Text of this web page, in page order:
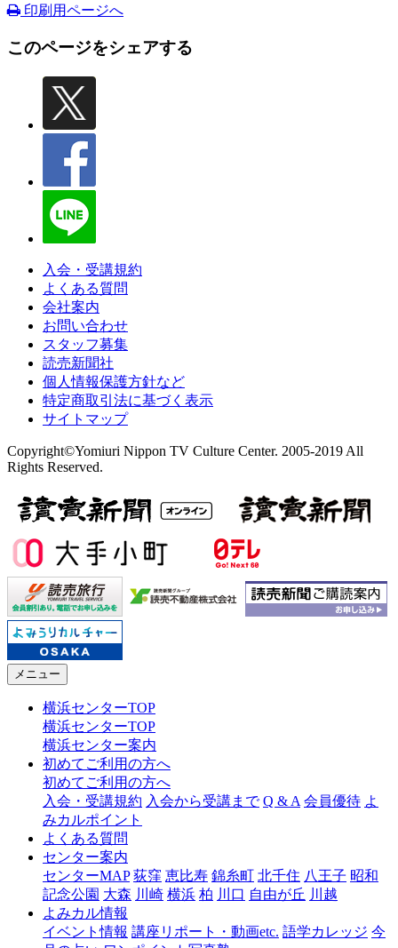
印刷用ページへ
このページをシェアする
入会・受講規約
よくある質問
会社案内
お問い合わせ
スタッフ募集
読売新聞社
個人情報保護方針など
特定商取引法に基づく表示
サイトマップ
Copyright©Yomiuri Nippon TV Culture Center. 2005-2019 All
Rights Reserved.
メニュー
横浜センターTOP
横浜センターTOP
横浜センター案内
初めてご利用の方へ
初めてご利用の方へ
入会・受講規約 入会から受講まで Q & A 会員優待 よ
みカルポイント
よくある質問
センター案内
センターMAP 荻窪 恵比寿 錦糸町 北千住 八王子 昭和
記念公園 大森 川崎 横浜 柏 川口 自由が丘 川越
よみカル情報
イベント情報 講座リポート・動画etc. 語学カレッジ 今